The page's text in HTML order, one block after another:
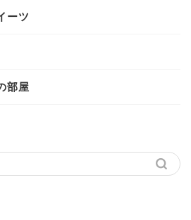
ーツ
部屋